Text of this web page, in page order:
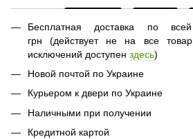
Бесплатная доставка по
грн (действует не на все
исключений доступен здесь)
Новой почтой по Украине
Курьером к двери по Украине
Наличными при получении
Кредитной картой